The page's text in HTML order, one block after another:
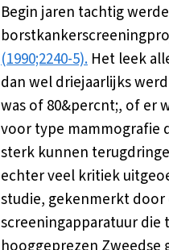
Begin jaren tachtig
(1990;2240-5). Het leek
dan wel driejaarlijks
was of 80&percnt;, of er
voor type mammografie
sterk kunnen
echter veel kritiek
studie, gekenmerkt
screeningapparatuur die